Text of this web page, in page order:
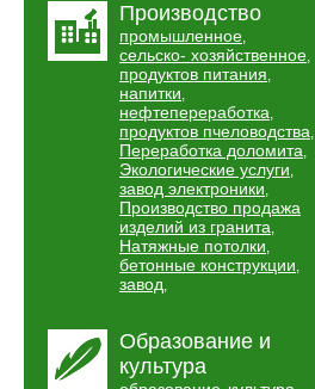
Производство
промышленное,
сельско- хозяйственное,
продуктов питания,
напитки,
нефтепереработка,
продуктов пчеловодства,
Переработка доломита,
Экологические услуги,
завод электроники,
Производство продажа
изделий из гранита,
Натяжные потолки,
бетонные конструкции,
завод,
Образование и
культура